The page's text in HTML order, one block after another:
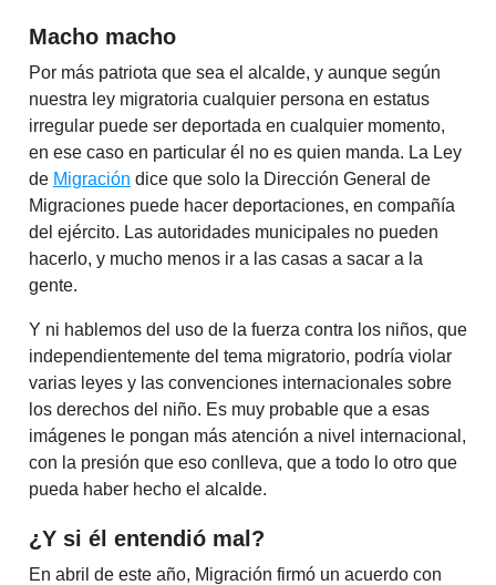
Macho macho
Por más patriota que sea el alcalde, y aunque según
nuestra ley migratoria cualquier persona en estatus
irregular puede ser deportada en cualquier momento,
en ese caso en particular él no es quien manda. La Ley
de Migración dice que solo la Dirección General de
Migraciones puede hacer deportaciones, en compañía
del ejército. Las autoridades municipales no pueden
hacerlo, y mucho menos ir a las casas a sacar a la
gente.
Y ni hablemos del uso de la fuerza contra los niños, que
independientemente del tema migratorio, podría violar
varias leyes y las convenciones internacionales sobre
los derechos del niño. Es muy probable que a esas
imágenes le pongan más atención a nivel internacional,
con la presión que eso conlleva, que a todo lo otro que
pueda haber hecho el alcalde.
¿Y si él entendió mal?
En abril de este año, Migración firmó un acuerdo con